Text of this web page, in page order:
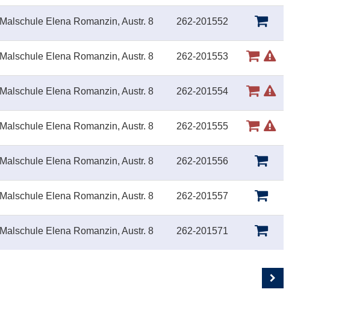
Malschule Elena Romanzin, Austr. 8 262-201552
Malschule Elena Romanzin, Austr. 8 262-201553
Malschule Elena Romanzin, Austr. 8 262-201554
Malschule Elena Romanzin, Austr. 8 262-201555
Malschule Elena Romanzin, Austr. 8 262-201556
Malschule Elena Romanzin, Austr. 8 262-201557
Malschule Elena Romanzin, Austr. 8 262-201571